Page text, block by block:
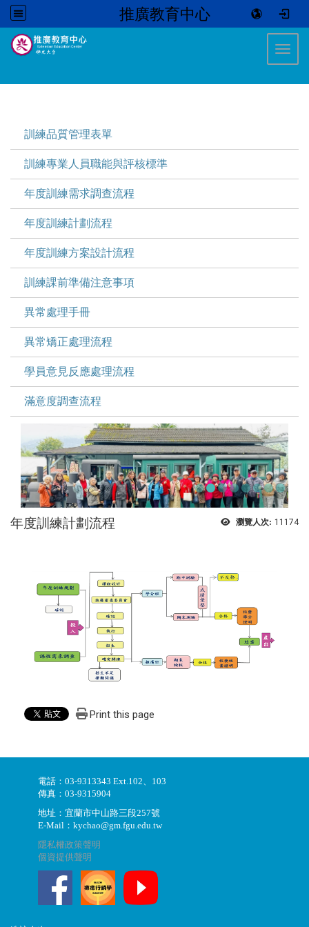
推廣教育中心
訓練品質管理表單
訓練專業人員職能與評核標準
年度訓練需求調查流程
年度訓練計劃流程
年度訓練方案設計流程
訓練課前準備注意事項
異常處理手冊
異常矯正處理流程
學員意見反應處理流程
滿意度調查流程
瀏覽人次: 11174
年度訓練計劃流程
Print this page
電話：03-9313343 Ext.102、103
傳真：03-9315904
地址：宜蘭市中山路三段257號
E-Mail：kychao@gm.fgu.edu.tw
隱私權政策聲明
個資提供聲明